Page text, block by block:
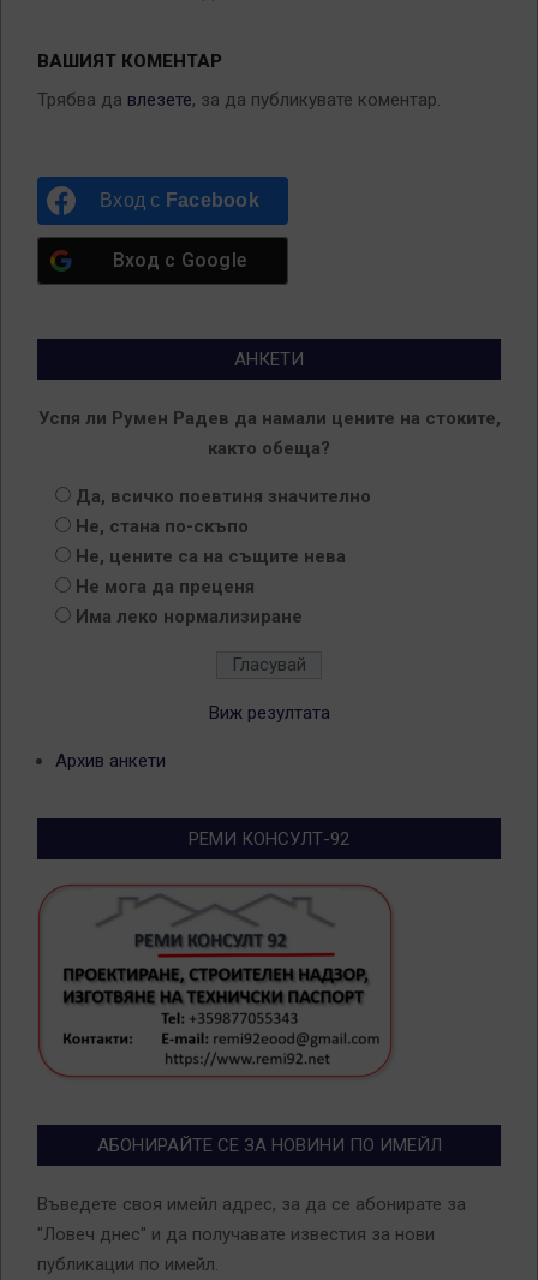
ВАШИЯТ КОМЕНТАР
Трябва да влезете, за да публикувате коментар.
Вход с Facebook
Вход с Google
АНКЕТИ
Успя ли Румен Радев да намали цените на стоките,
както обеща?
Да, всичко поевтиня значително
Не, стана по-скъпо
Не, цените са на същите нева
Не мога да преценя
Има леко нормализиране
Виж резултата
Архив анкети
РЕМИ КОНСУЛТ-92
АБОНИРАЙТЕ СЕ ЗА НОВИНИ ПО ИМЕЙЛ
Въведете своя имейл адрес, за да се абонирате за
"Ловеч днес" и да получавате известия за нови
публикации по имейл.